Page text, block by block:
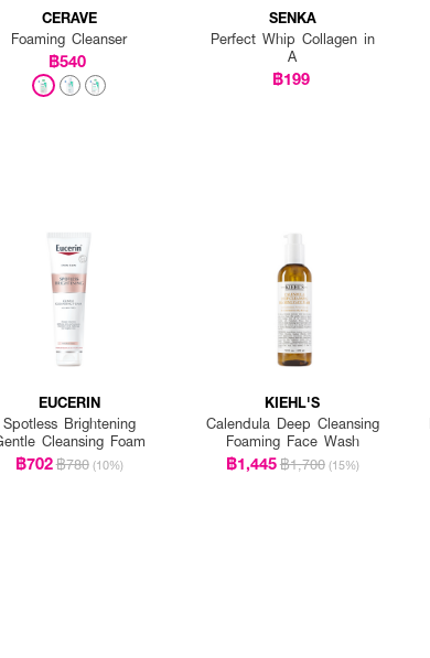
CERAVE
Foaming Cleanser
฿540
SENKA
Perfect Whip Collagen in
A
฿199
EUCERIN
Spotless Brightening
Cleansing Foam
฿702฿780 (10%)
KIEHL'S
Calendula Deep Cleansing
Foaming Face Wash
฿1,445฿1,700 (15%)